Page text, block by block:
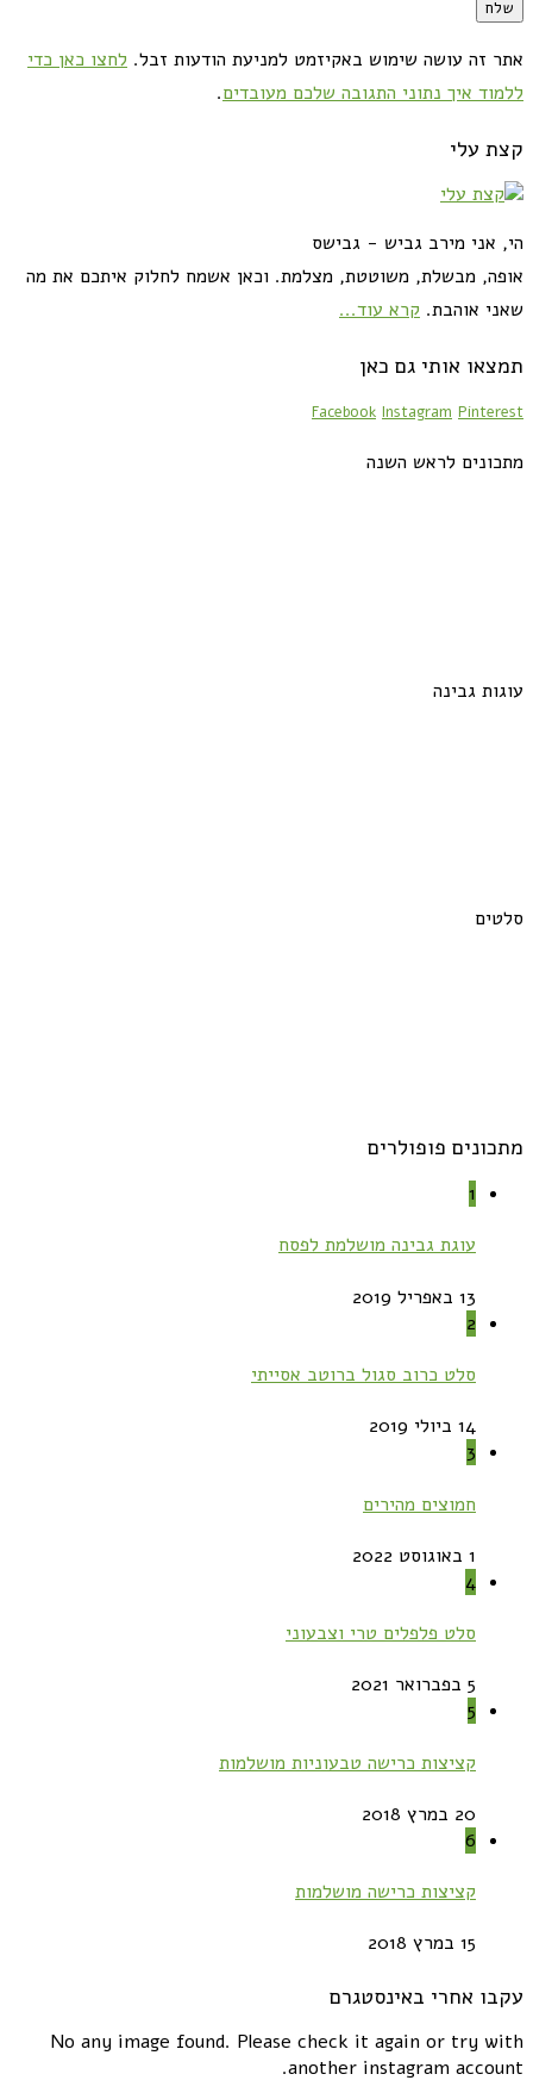
אתר זה עושה שימוש באקיזמט למניעת הודעות זבל. לחצו כאן כדי
ללמוד איך נתוני התגובה שלכם מעובדים.
קצת עלי
הי, אני מירב גביש - גבישס
אופה, מבשלת, משוטטת, מצלמת. וכאן אשמח לחלוק איתכם את מה
שאני אוהבת. קרא עוד...
תמצאו אותי גם כאן
Facebook Instagram Pinterest
מתכונים לראש השנה
עוגות גבינה
סלטים
מתכונים פופולרים
1
עוגת גבינה מושלמת לפסח
13 באפריל 2019
2
סלט כרוב סגול ברוטב אסייתי
14 ביולי 2019
3
חמוצים מהירים
1 באוגוסט 2022
4
סלט פלפלים טרי וצבעוני
5 בפברואר 2021
5
קציצות כרישה טבעוניות מושלמות
20 במרץ 2018
6
קציצות כרישה מושלמות
15 במרץ 2018
עקבו אחרי באינסטגרם
No any image found. Please check it again or try with
another instagram account.